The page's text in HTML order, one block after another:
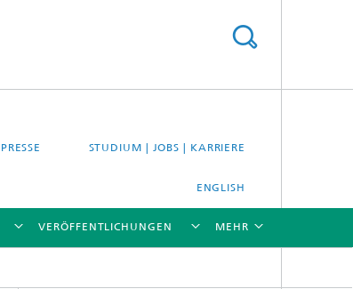
PRESSE STUDIUM | JOBS | KARRIERE
ENGLISH
VERÖFFENTLICHUNGEN MEHR